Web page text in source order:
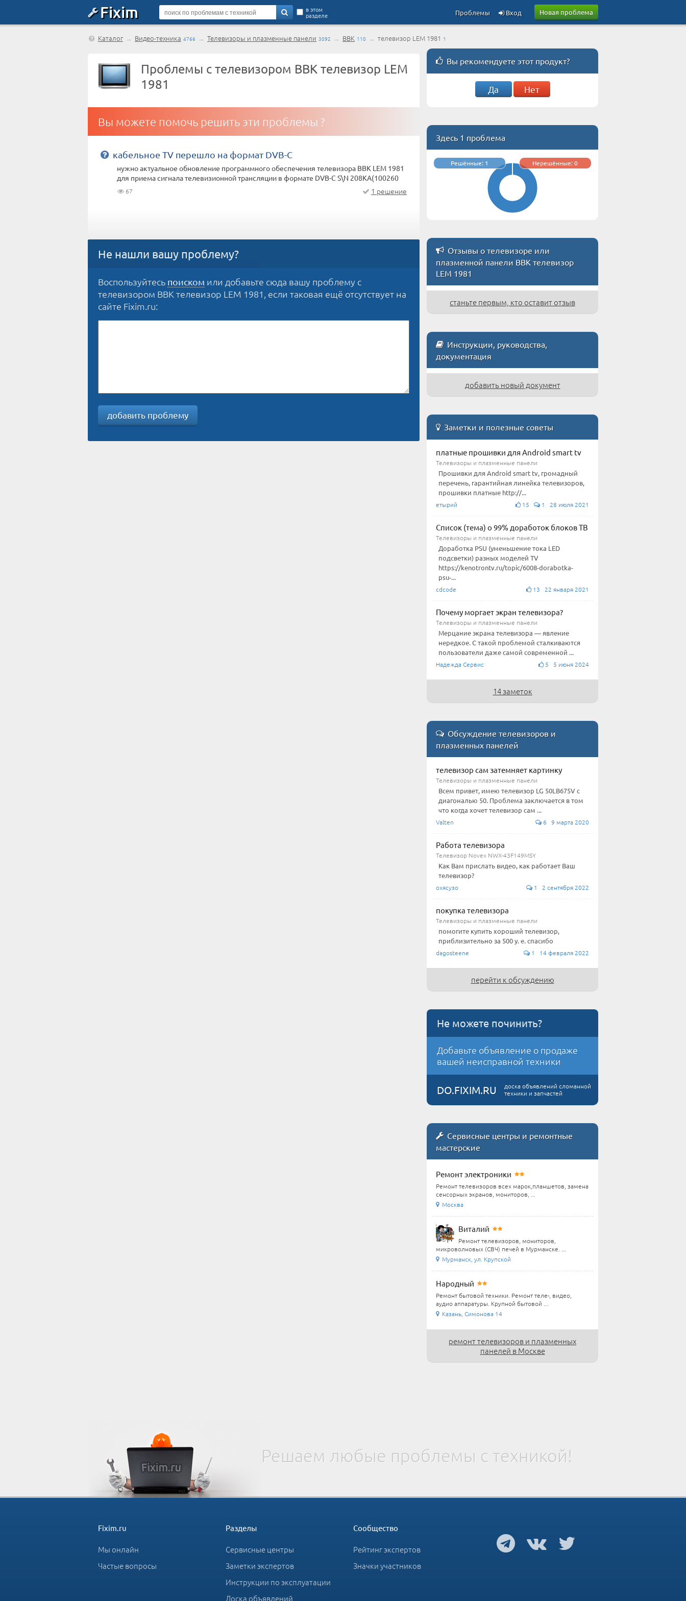
Fixim Новая проблема
в этом
разделе Вход
Проблемы
Каталог → Видео-техника 4766 → Телевизоры и плазменные панели 3092 → BBK 110 → телевизор LEM 1981 1
Проблемы с телевизором BBK телевизор LEM
1981
Вы можете помочь решить эти проблемы ?
кабельное TV перешло на формат DVB-C
нужно актуальное обновление программного обеспечения телевизора BBK LEM 1981
для приема сигнала телевизионной трансляции в формате DVB-C S\N 208KA(100260
67 1 решение
Не нашли вашу проблему?
Воспользуйтесь поиском или добавьте сюда вашу проблему с
телевизором BBK телевизор LEM 1981, если таковая ещё отсутствует на
сайте Fixim.ru:
добавить проблему
Вы рекомендуете этот продукт?
Да Нет
Здесь 1 проблема
Решённые: 1 Нерешённые: 0
Отзывы о телевизоре или
плазменной панели BBK телевизор
LEM 1981
станьте первым, кто оставит отзыв
Инструкции, руководства,
документация
добавить новый документ
Заметки и полезные советы
платные прошивки для Android smart tv
Телевизоры и плазменные панели
Прошивки для Android smart tv, громадный
перечень, гарантийная линейка телевизоров,
прошивки платные http://...
етырий 15 1 28 июля 2021
Список (тема) о 99% доработок блоков ТВ
Телевизоры и плазменные панели
Доработка PSU (уменьшение тока LED
подсветки) разных моделей TV
https://kenotrontv.ru/topic/6008-dorabotka-
psu-...
cdcode 13 22 января 2021
Почему моргает экран телевизора?
Телевизоры и плазменные панели
Мерцание экрана телевизора — явление
нередкое. С такой проблемой сталкиваются
пользователи даже самой современной ...
Надежда Сервис 5 5 июня 2024
14 заметок
Обсуждение телевизоров и
плазменных панелей
телевизор сам затемняет картинку
Телевизоры и плазменные панели
Всем привет, имею телевизор LG 50LB675V с
диагональю 50. Проблема заключается в том
что когда хочет телевизор сам ...
Valten 6 9 марта 2020
Работа телевизора
Телевизор Novex NWX-43F149MSY
Как Вам прислать видео, как работает Ваш
телевизор?
охясузо 1 2 сентября 2022
покупка телевизора
Телевизоры и плазменные панели
помогите купить хороший телевизор,
приблизительно за 500 у. е. спасибо
dagosteene 1 14 февраля 2022
перейти к обсуждению
Не можете починить?
Добавьте объявление о продаже
вашей неисправной техники
DO.FIXIM.RU
доска объявлений сломанной
техники и запчастей
Сервисные центры и ремонтные
мастерские
Ремонт электроники
Ремонт телевизоров всех марок,планшетов, замена
сенсорных экранов, мониторов, ...
Москва
Виталий
Ремонт телевизоров, мониторов,
микроволновых (СВЧ) печей в Мурманске. ...
Мурманск, ул. Крупской
Народный
Ремонт бытовой техники. Ремонт теле-, видео,
аудио аппаратуры. Крупной бытовой ...
Казань, Симонова 14
ремонт телевизоров и плазменных
панелей в Москве
Решаем любые проблемы с техникой!
Fixim.ru
Мы онлайн
Частые вопросы
Разделы
Сервисные центры
Заметки экспертов
Инструкции по эксплуатации
Доска объявлений
Сообщество
Рейтинг экспертов
Значки участников